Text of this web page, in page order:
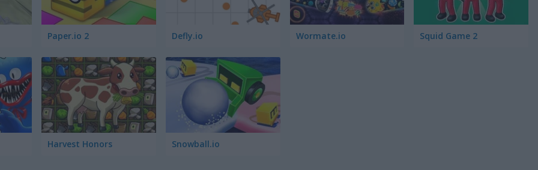
Paper.io 2 Defly.io Wormate.io Squid Game 2
Harvest Honors Snowball.io